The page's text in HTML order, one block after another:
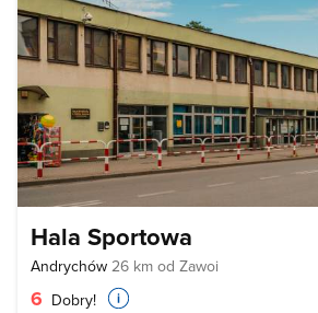
Hala Sportowa
Andrychów 26 km od Zawoi
6 Dobry!